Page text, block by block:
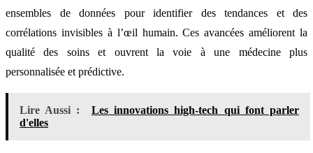
ensembles de données pour identifier des tendances et des
corrélations invisibles à l’œil humain. Ces avancées améliorent la
qualité des soins et ouvrent la voie à une médecine plus
personnalisée et prédictive.
Lire Aussi :
Les innovations high-tech qui font parler
d'elles